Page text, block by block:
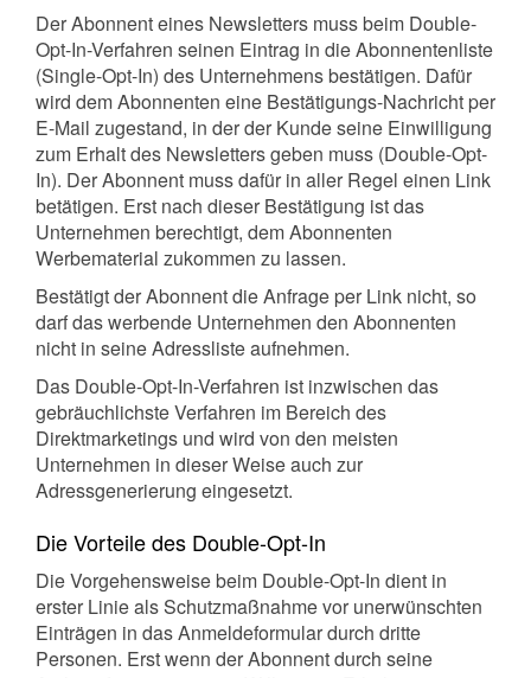
Der Abonnent eines Newsletters muss beim Double-
Opt-In-Verfahren seinen Eintrag in die Abonnentenliste
(Single-Opt-In) des Unternehmens bestätigen. Dafür
wird dem Abonnenten eine Bestätigungs-Nachricht per
E-Mail zugestand, in der der Kunde seine Einwilligung
zum Erhalt des Newsletters geben muss (Double-Opt-
In). Der Abonnent muss dafür in aller Regel einen Link
betätigen. Erst nach dieser Bestätigung ist das
Unternehmen berechtigt, dem Abonnenten
Werbematerial zukommen zu lassen.
Bestätigt der Abonnent die Anfrage per Link nicht, so
darf das werbende Unternehmen den Abonnenten
nicht in seine Adressliste aufnehmen.
Das Double-Opt-In-Verfahren ist inzwischen das
gebräuchlichste Verfahren im Bereich des
Direktmarketings und wird von den meisten
Unternehmen in dieser Weise auch zur
Adressgenerierung eingesetzt.
Die Vorteile des Double-Opt-In
Die Vorgehensweise beim Double-Opt-In dient in
erster Linie als Schutzmaßnahme vor unerwünschten
Einträgen in das Anmeldeformular durch dritte
Personen. Erst wenn der Abonnent durch seine